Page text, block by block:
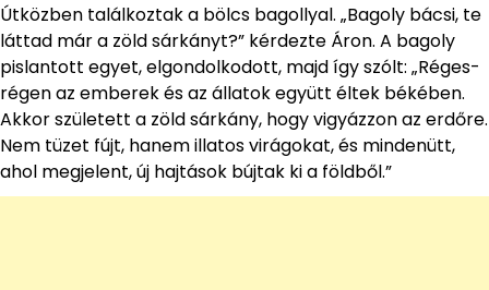
Útközben találkoztak a bölcs bagollyal. „Bagoly bácsi, te
láttad már a zöld sárkányt?” kérdezte Áron. A bagoly
pislantott egyet, elgondolkodott, majd így szólt: „Réges-
régen az emberek és az állatok együtt éltek békében.
Akkor született a zöld sárkány, hogy vigyázzon az erdőre.
Nem tüzet fújt, hanem illatos virágokat, és mindenütt,
ahol megjelent, új hajtások bújtak ki a földből.”